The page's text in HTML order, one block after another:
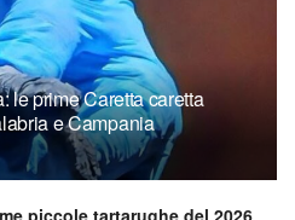
le prime Caretta caretta
e Campania
piccole tartarughe del 2026